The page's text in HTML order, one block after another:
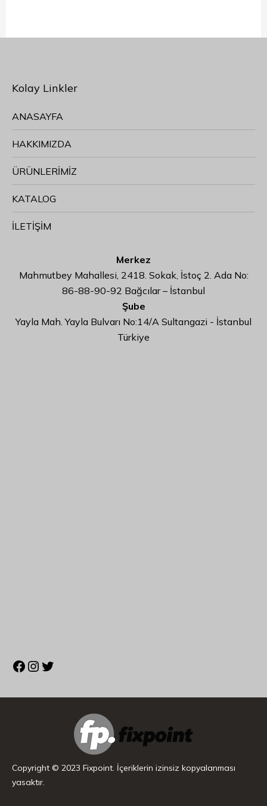
Kolay Linkler
ANASAYFA
HAKKIMIZDA
ÜRÜNLERİMİZ
KATALOG
İLETİŞİM
Merkez
Mahmutbey Mahallesi, 2418. Sokak, İstoç 2. Ada No:
86-88-90-92 Bağcılar – İstanbul
Şube
Yayla Mah. Yayla Bulvarı No:14/A Sultangazi - İstanbul
Türkiye
Copyright © 2023 Fixpoint. İçeriklerin izinsiz kopyalanması
yasaktır.